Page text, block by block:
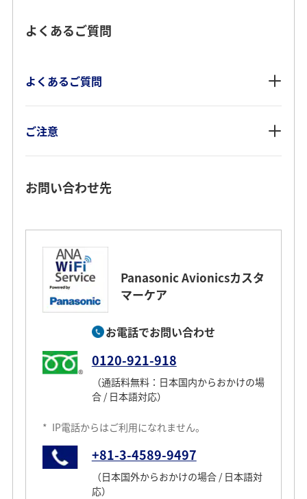
よくあるご質問
よくあるご質問
ご注意
お問い合わせ先
Panasonic Avionicsカスタ
マーケア
お電話でお問い合わせ
0120-921-918
（通話料無料：日本国内からおかけの場
合 / 日本語対応）
* IP電話からはご利用になれません。
+81-3-4589-9497
（日本国外からおかけの場合 / 日本語対
応）